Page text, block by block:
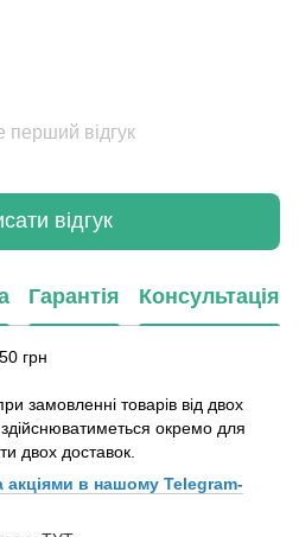
перший відгук
відгук
Гарантія Консультація
грн
замовленні товарів від двох
здійснюватиметься окремо для
двох доставок.
акціями в нашому Telegram-